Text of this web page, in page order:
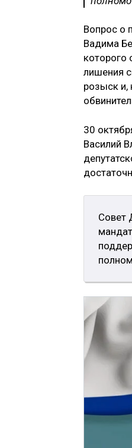
Вопрос о
Вадима
которого
лишения
розыск и,
30
Василий
Совет